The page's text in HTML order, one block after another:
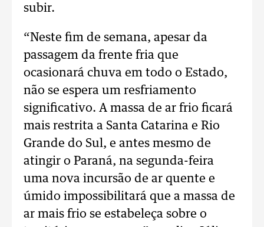
subir.
“Neste fim de semana, apesar da
passagem da frente fria que
ocasionará chuva em todo o Estado,
não se espera um resfriamento
significativo. A massa de ar frio ficará
mais restrita a Santa Catarina e Rio
Grande do Sul, e antes mesmo de
atingir o Paraná, na segunda-feira
uma nova incursão de ar quente e
úmido impossibilitará que a massa de
ar mais frio se estabeleça sobre o